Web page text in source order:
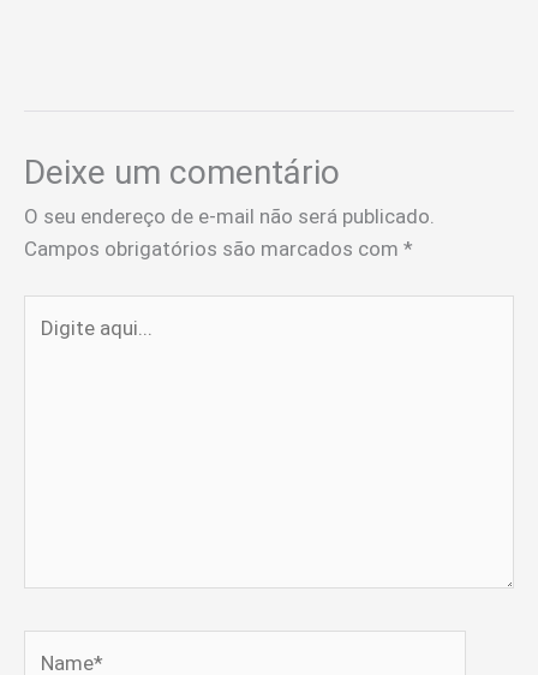
Deixe um comentário
O seu endereço de e-mail não será publicado.
Campos obrigatórios são marcados com *
aqui...